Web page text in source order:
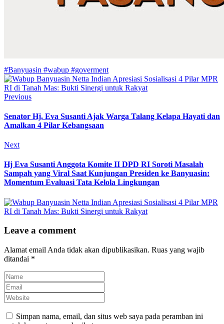
#Banyuasin #wabup #goverment
Previous
Senator Hj. Eva Susanti Ajak Warga Talang Kelapa Hayati dan
Amalkan 4 Pilar Kebangsaan
Next
Hj Eva Susanti Anggota Komite II DPD RI Soroti Masalah
Sampah yang Viral Saat Kunjungan Presiden ke Banyuasin:
Momentum Evaluasi Tata Kelola Lingkungan
Leave a comment
Alamat email Anda tidak akan dipublikasikan. Ruas yang wajib
ditandai *
Simpan nama, email, dan situs web saya pada peramban ini